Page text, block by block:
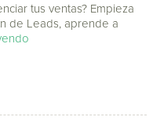
tus ventas? Empieza
de Leads, aprende a